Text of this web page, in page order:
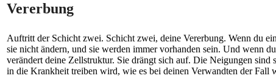
Vererbung
Auftritt der Schicht zwei. Schicht zwei, deine Vererbung. Wenn du
sie nicht ändern, und sie werden immer vorhanden sein. Und wenn
verändert deine Zellstruktur. Sie drängt sich auf. Die Neigungen
in die Krankheit treiben wird, wie es bei deinen Verwandten der Fall